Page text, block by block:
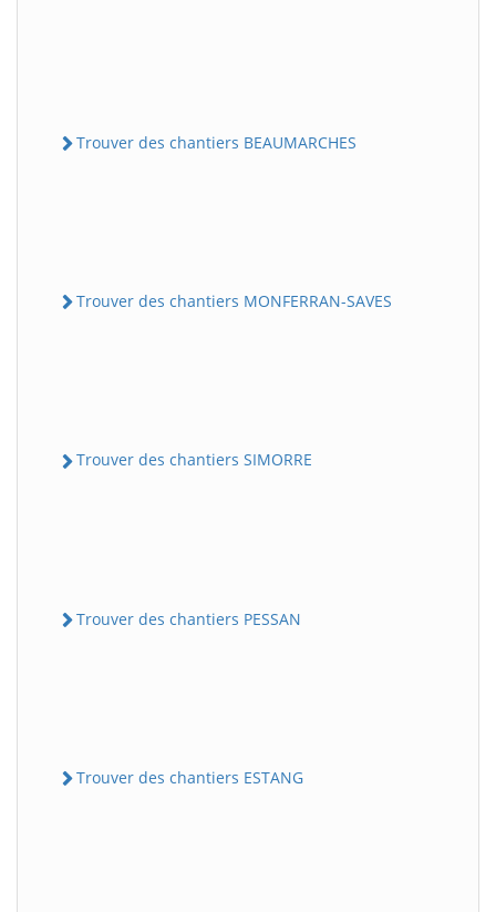
Trouver des chantiers BEAUMARCHES
Trouver des chantiers MONFERRAN-SAVES
Trouver des chantiers SIMORRE
Trouver des chantiers PESSAN
Trouver des chantiers ESTANG